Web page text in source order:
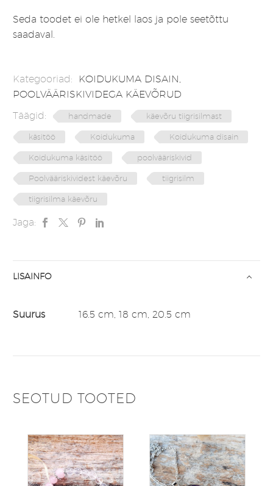
Seda toodet ei ole hetkel laos ja pole seetõttu
saadaval.
Kategooriad: KOIDUKUMA DISAIN,
POOLVÄÄRISKIVIDEGA KÄEVÕRUD
Täägid:
handmade käevõru tiigrisilmast
käsitöö Koidukuma Koidukuma disain
Koidukuma käsitöö poolvääriskivid
Poolvääriskividest käevõru tiigrisilm
tiigrisilma käevõru
Jaga:
LISAINFO
Suurus 16.5 cm, 18 cm, 20.5 cm
SEOTUD TOOTED